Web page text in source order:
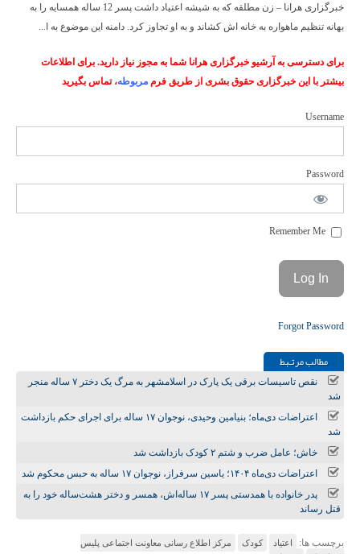
خبرگزاری هرانا – زن مطلقه که به شیشه اعتیاد داشت پسر 12 ساله همسایه را به
بهانه تنظیم ماهواره به خانه اش کشاند و به او تجاوز کرد. دامنه این موضوع به ا...
برای دسترسی به آرشیو خبرگزاری هرانا شما به مجوز نیاز دارید. برای اطلاعات
بیشتر با این خبرگزاری حقوق بشری از طریق فرم مربوطه، تماس بگیرید
Username
Password
Forgot Password
مطالب مرتـبط
نقص تاسیسات برقی یک پارک در اسلامشهر به مرگ یک دختر ۷ ساله منجر
شد
اعتراضات دی‌ماه؛ بنیامین وحیدی، نوجوان ۱۷ ساله برای اجرای حکم بازداشت
شد
خاش؛ عامل ضرب و شتم ۲ کودک بازداشت شد
اعتراضات دی‌ماه ۱۴۰۴؛ یاسین سرفراز، نوجوان ۱۷ ساله به حبس محکوم شد
پدر خانواده با همدستی پسر ۱۷ ساله‌اش، همسر و دختر هشت‌ساله خود را به
قتل رساند
برچسب ها: اعتیاد کودک
مرکز اطلاع رسانی معاونت اجتماعی پلیس